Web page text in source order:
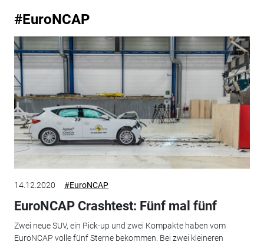
#EuroNCAP
14.12.2020 #EuroNCAP
EuroNCAP Crashtest: Fünf mal fünf
Zwei neue SUV, ein Pick-up und zwei Kompakte haben vom
EuroNCAP volle fünf Sterne bekommen. Bei zwei kleineren